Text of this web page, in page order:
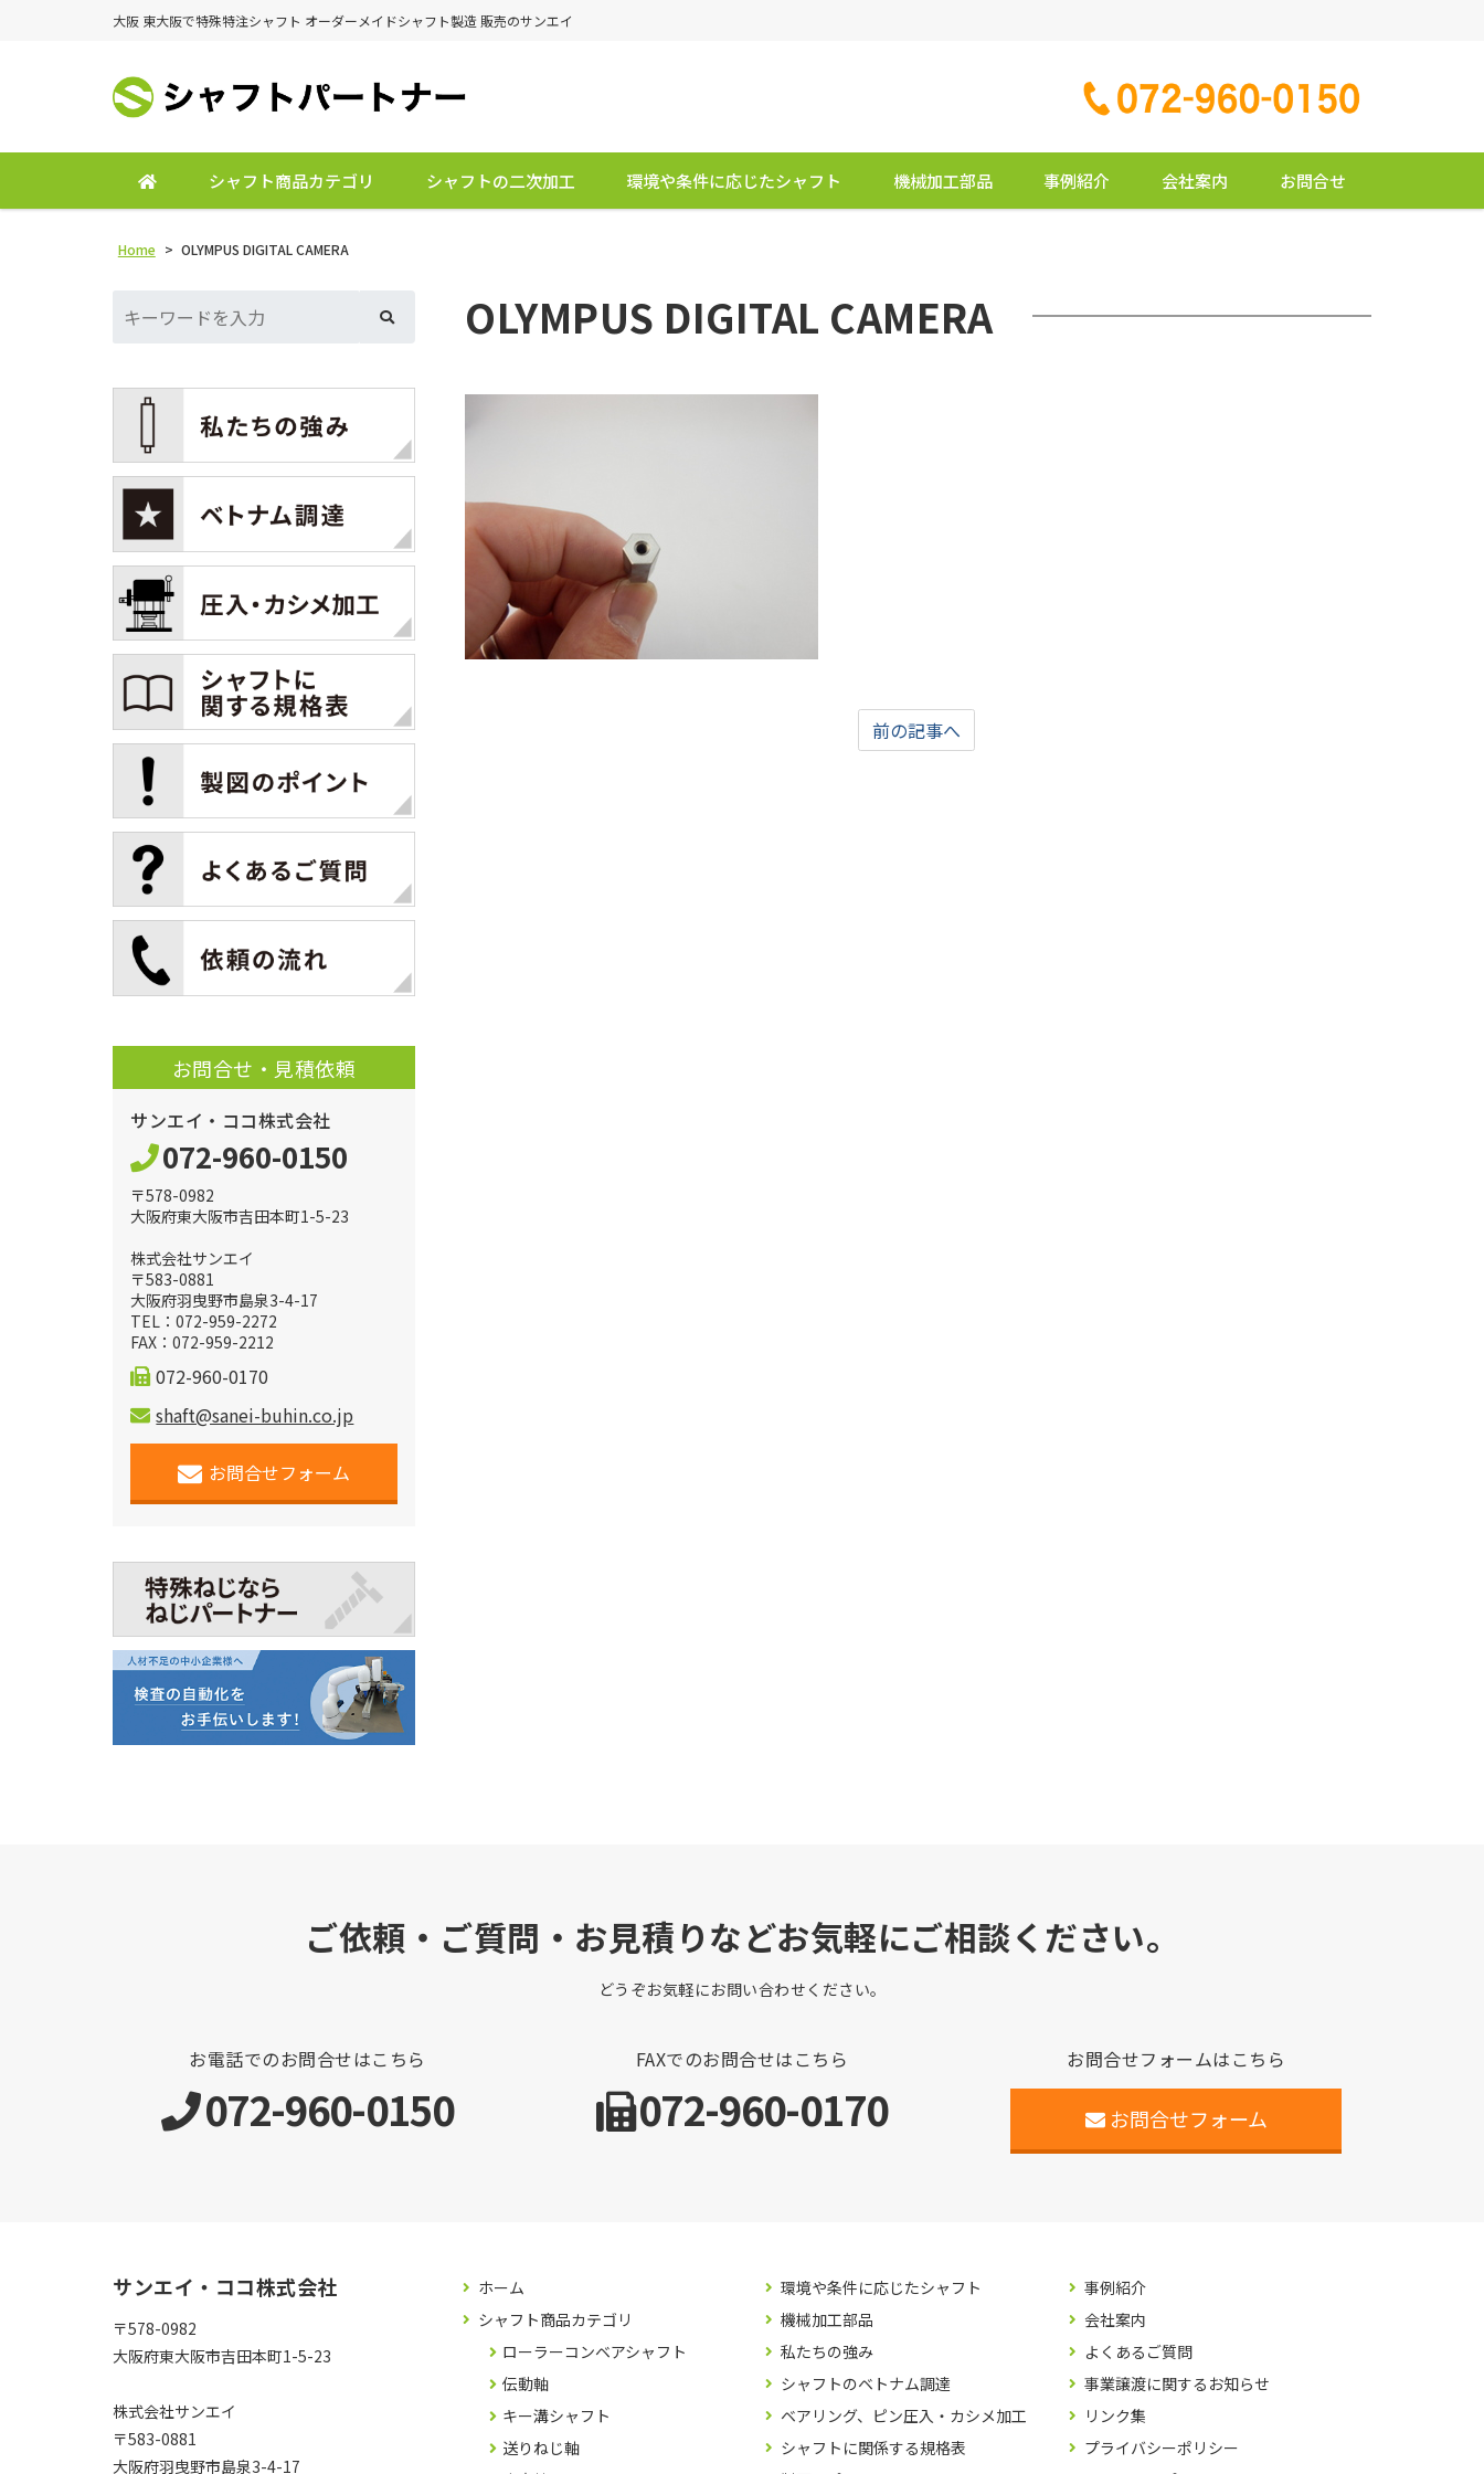
大阪 東大阪で特殊特注シャフト オーダーメイドシャフト製造 販売のサンエイ
シャフト商品カテゴリ シャフトの二次加工 環境や条件に応じたシャフト 機械加工部品 事例紹介 会社案内 お問合せ
Home > OLYMPUS DIGITAL CAMERA
OLYMPUS DIGITAL CAMERA
前の記事へ
お問合せ・見積依頼
サンエイ・ココ株式会社
072-960-0150
〒578-0982
大阪府東大阪市吉田本町1-5-23
株式会社サンエイ
〒583-0881
大阪府羽曳野市島泉3-4-17
TEL：072-959-2272
FAX：072-959-2212
072-960-0170
shaft@sanei-buhin.co.jp
お問合せフォーム
ご依頼・ご質問・お見積りなどお気軽にご相談ください。
どうぞお気軽にお問い合わせください。
お電話でのお問合せはこちら
072-960-0150
FAXでのお問合せはこちら
072-960-0170
お問合せフォームはこちら
お問合せフォーム
サンエイ・ココ株式会社
〒578-0982
大阪府東大阪市吉田本町1-5-23
株式会社サンエイ
〒583-0881
大阪府羽曳野市島泉3-4-17
ホーム
シャフト商品カテゴリ
ローラーコンベアシャフト
伝動軸
キー溝シャフト
送りねじ軸
環境や条件に応じたシャフト
機械加工部品
私たちの強み
シャフトのベトナム調達
ベアリング、ピン圧入・カシメ加工
シャフトに関係する規格表
事例紹介
会社案内
よくあるご質問
事業譲渡に関するお知らせ
リンク集
プライバシーポリシー